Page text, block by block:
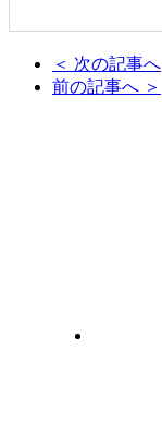
＜ 次の記事へ
前の記事へ ＞